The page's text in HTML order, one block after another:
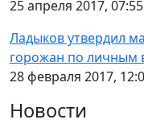
25 апреля 2017, 07:55
Ладыков утвердил
горожан по личным
28 февраля 2017,
Новости